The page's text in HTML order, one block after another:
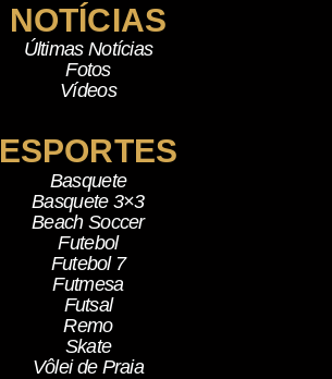
NOTÍCIAS
Últimas Notícias
Fotos
Vídeos
ESPORTES
Basquete
Basquete 3×3
Beach Soccer
Futebol
Futebol 7
Futmesa
Futsal
Remo
Skate
Vôlei de Praia